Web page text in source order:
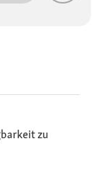
zu